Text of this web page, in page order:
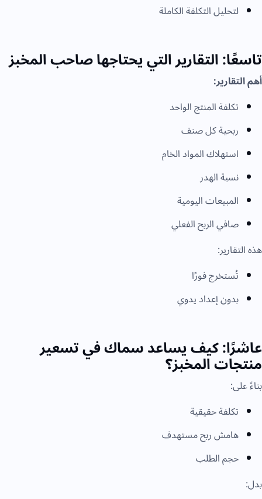
لتحليل التكلفة الكاملة
تاسعًا: التقارير التي يحتاجها صاحب المخبز
أهم التقارير:
تكلفة المنتج الواحد
ربحية كل صنف
استهلاك المواد الخام
نسبة الهدر
المبيعات اليومية
صافي الربح الفعلي
هذه التقارير:
تُستخرج فورًا
بدون إعداد يدوي
عاشرًا: كيف يساعد سماك في تسعير
منتجات المخبز؟
بناءً على:
تكلفة حقيقية
هامش ربح مستهدف
حجم الطلب
بدل: